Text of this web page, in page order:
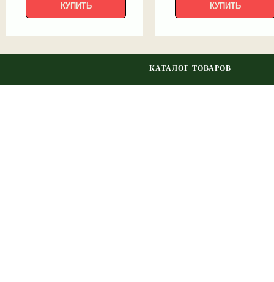
КУПИТЬ КУПИТЬ
КАТАЛОГ ТОВАРОВ
Плодовые саженцы